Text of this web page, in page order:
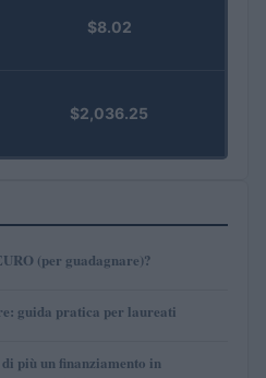
$8.02
$2,036.25
(per guadagnare)?
guida pratica per laureati
più un finanziamento in